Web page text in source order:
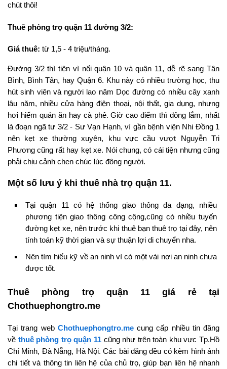
chút thôi!
Thuê phòng trọ quận 11 đường 3/2:
Giá thuê: từ 1,5 - 4 triệu/tháng.
Đường 3/2 thì tiện vì nối quận 10 và quận 11, dễ rẽ sang Tân
Bình, Bình Tân, hay Quận 6. Khu này có nhiều trường học, thu
hút sinh viên và người lao năm Dọc đường có nhiều cây xanh
lâu năm, nhiều cửa hàng điện thoại, nội thất, gia dụng, nhưng
hơi hiếm quán ăn hay cà phê. Giờ cao điểm thì đông lắm, nhất
là đoạn ngã tư 3/2 - Sư Vạn Hạnh, vì gần bệnh viện Nhi Đồng 1
nên kẹt xe thường xuyên, khu vực cầu vượt Nguyễn Tri
Phương cũng rất hay kẹt xe. Nói chung, có cái tiện nhưng cũng
phải chịu cảnh chen chúc lúc đông người.
Một số lưu ý khi thuê nhà trọ quận 11.
Tại quận 11 có hệ thống giao thông đa dạng, nhiều
phương tiện giao thông công cộng,cũng có nhiều tuyến
đường kẹt xe, nên trước khi thuê bạn thuê trọ tại đây, nên
tính toán kỹ thời gian và sự thuận lợi di chuyển nha.
Nên tìm hiểu kỹ về an ninh vì có một vài nơi an ninh chưa
được tốt.
Thuê phòng trọ quận 11 giá rẻ tại
Chothuephongtro.me
Tại trang web Chothuephongtro.mecung cấp nhiều tin đăng
về thuê phòng trọ quận 11cũng như trên toàn khu vực Tp.Hồ
Chí Minh, Đà Nẵng, Hà Nội. Các bài đăng đều có kèm hình ảnh
chi tiết và thông tin liên hệ của chủ trọ, giúp bạn liên hệ nhanh